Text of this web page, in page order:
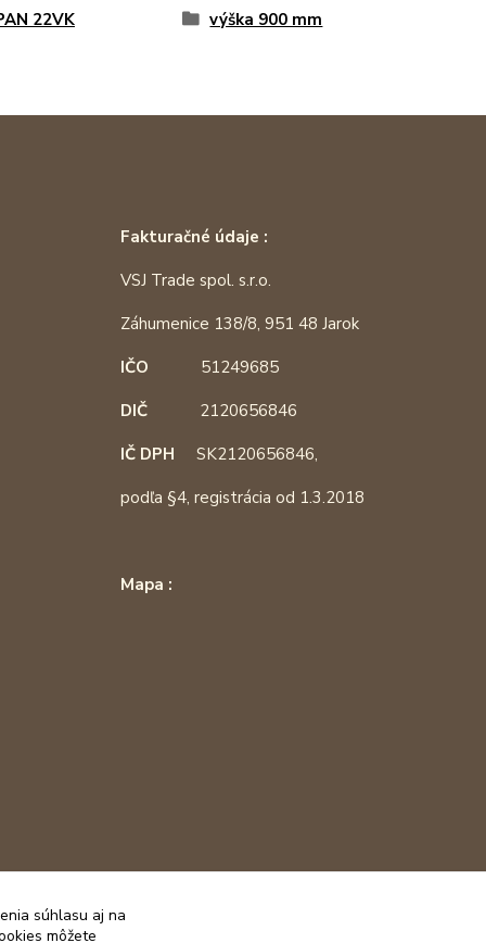
22VK výška 900 mm
Fakturačné údaje :
VSJ Trade spol. s.r.o.
Záhumenice 138/8, 951 48 Jarok
IČO 51249685
DIČ 2120656846
IČ DPH SK2120656846,
podľa §4, registrácia od 1.3.2018
Mapa :
súhlasu aj na
môžete